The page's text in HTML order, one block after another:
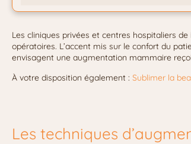
Les cliniques privées et centres hospitaliers
opératoires. L’accent mis sur le confort du
envisagent une augmentation mammaire
À votre disposition également : Sublimer la
Les techniques